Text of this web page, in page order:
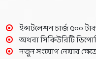
ইন্সটলেশন চার্জ ৫০০
অথবা সিকিউরিটি
নতুন সংযোগ নেয়ার